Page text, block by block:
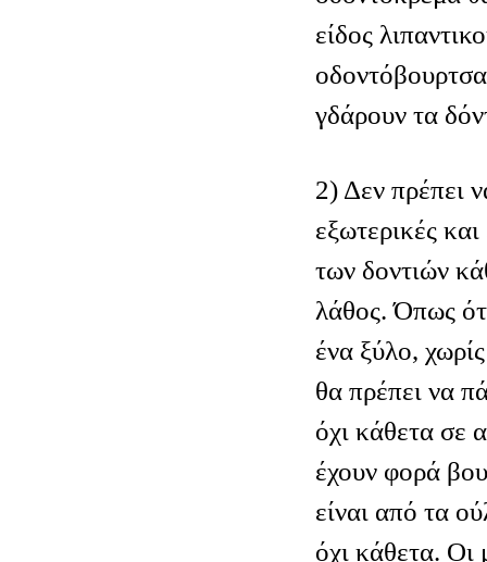
είδος
γδάρουν τα
2) Δεν πρέπει
εξωτερικές
των δοντιών
λάθος. Όπως
ένα ξύλο,
θα πρέπει να
όχι κάθετα σε
έχουν φορά
είναι από τα
όχι κάθετα. Οι